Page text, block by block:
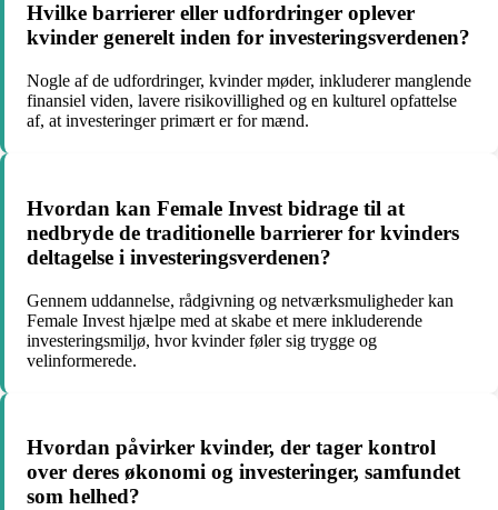
Hvilke barrierer eller udfordringer oplever
kvinder generelt inden for investeringsverdenen?
Nogle af de udfordringer, kvinder møder, inkluderer manglende
finansiel viden, lavere risikovillighed og en kulturel opfattelse
af, at investeringer primært er for mænd.
Hvordan kan Female Invest bidrage til at
nedbryde de traditionelle barrierer for kvinders
deltagelse i investeringsverdenen?
Gennem uddannelse, rådgivning og netværksmuligheder kan
Female Invest hjælpe med at skabe et mere inkluderende
investeringsmiljø, hvor kvinder føler sig trygge og
velinformerede.
Hvordan påvirker kvinder, der tager kontrol
over deres økonomi og investeringer, samfundet
som helhed?